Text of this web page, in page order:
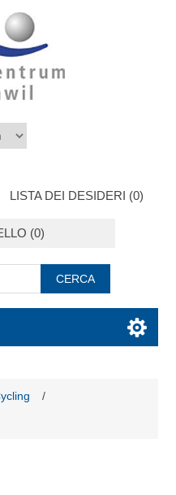
LISTA DEI DESIDERI (0)
(0)
/